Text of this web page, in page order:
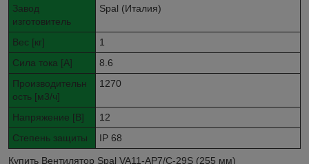
Завод
изготовитель
Spal (Италия)
Вес [кг]
1
Сила тока [A]
8.6
Производительн
ость [м3/ч]
1270
Напряжение [В]
12
Степень защиты
IP 68
Купить Вентилятор Spal VA11-AP7/C-29S (255 мм)